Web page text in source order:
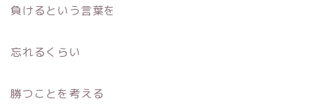
負けるという言葉を
忘れるくらい
勝つことを考える